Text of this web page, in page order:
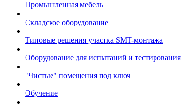
Промышленная мебель
Складское оборудование
Типовые решения участка SMT-монтажа
Оборудование для испытаний и тестирования
"Чистые" помещения под ключ
Обучение